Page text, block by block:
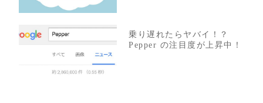
乗り遅れたらヤバイ！？
Pepper の注目度が上昇中！